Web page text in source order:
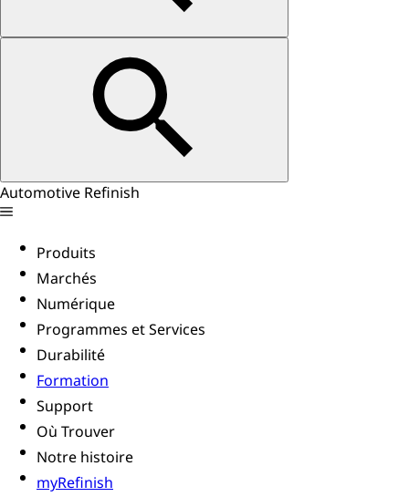
Automotive Refinish
Produits
Marchés
Numérique
Programmes et Services
Durabilité
Formation
Support
Où Trouver
Notre histoire
myRefinish